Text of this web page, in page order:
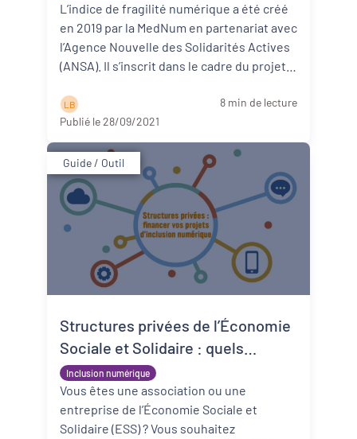
territoire
L’indice de fragilité numérique a été créé
en 2019 par la MedNum en partenariat avec
l’Agence Nouvelle des Solidarités Actives
(ANSA). Il s’inscrit dans le cadre du projet
L B
8 min de lecture
Publié le 28/09/2021
Guide / Outil
Inclusion numérique
Structures privées de l’Économie
Sociale et Solidaire : quels
financements pour les projets
d’inclusion numérique ?
Vous êtes une association ou une
entreprise de l’Économie Sociale et
Solidaire (ESS) ? Vous souhaitez